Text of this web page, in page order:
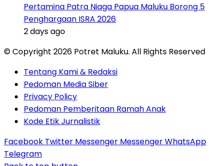
Pertamina Patra Niaga Papua Maluku Borong 5
Penghargaan ISRA 2026
2 days ago
© Copyright 2026 Potret Maluku. All Rights Reserved
Tentang Kami & Redaksi
Pedoman Media Siber
Privacy Policy
Pedoman Pemberitaan Ramah Anak
Kode Etik Jurnalistik
Facebook Twitter Messenger MessengerWhatsApp
Telegram